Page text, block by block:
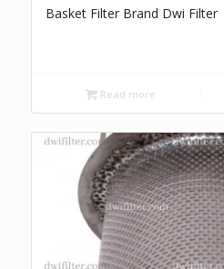
Basket Filter Brand Dwi Filter
Read more